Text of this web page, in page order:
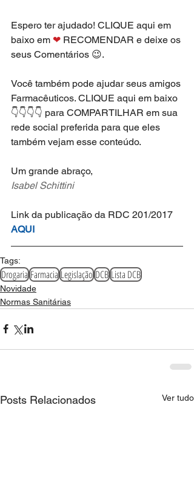
Espero ter ajudado! CLIQUE aqui em
baixo em ❤ RECOMENDAR e deixe os
seus Comentários 😉.
Você também pode ajudar seus amigos
Farmacêuticos. CLIQUE aqui em baixo
👇👇👇👇 para COMPARTILHAR em sua
rede social preferida para que eles
também vejam esse conteúdo.
Um grande abraço,
Isabel Schittini
Link da publicação da RDC 201/2017
AQUI
Tags:
DrogariaFarmaciaLegislaçãoDCBLista DCB
Novidade
Normas Sanitárias
Posts Relacionados Ver tudo